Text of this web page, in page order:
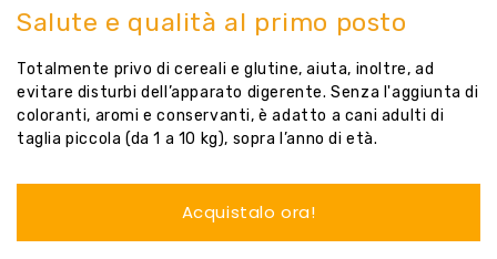
Salute e qualità al primo posto
Totalmente privo di cereali e glutine, aiuta, inoltre, ad
evitare disturbi dell’apparato digerente. Senza l'aggiunta di
coloranti, aromi e conservanti, è adatto a cani adulti di
taglia piccola (da 1 a 10 kg), sopra l’anno di età.
Acquistalo ora!